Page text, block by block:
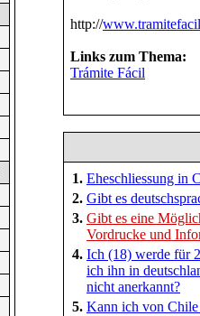
http://
Links zum Thema:
Trámite Fácil
1. Eheschliessung in
2. Gibt es
3. Gibt es eine
Vordrucke und
4. Ich (18) werde für
ich ihn in
nicht anerkannt?
5. Kann ich von Chile